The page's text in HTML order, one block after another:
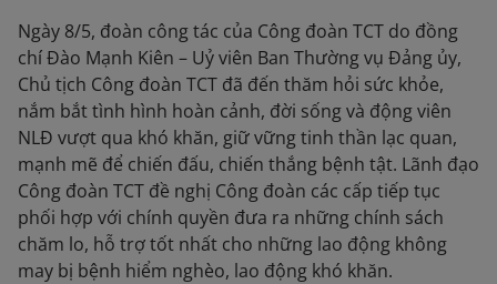
Ngày 8/5, đoàn công tác của Công đoàn TCT do đồng
chí Đào Mạnh Kiên – Uỷ viên Ban Thường vụ Đảng ủy,
Chủ tịch Công đoàn TCT đã đến thăm hỏi sức khỏe,
nắm bắt tình hình hoàn cảnh, đời sống và động viên
NLĐ vượt qua khó khăn, giữ vững tinh thần lạc quan,
mạnh mẽ để chiến đấu, chiến thắng bệnh tật. Lãnh đạo
Công đoàn TCT đề nghị Công đoàn các cấp tiếp tục
phối hợp với chính quyền đưa ra những chính sách
chăm lo, hỗ trợ tốt nhất cho những lao động không
may bị bệnh hiểm nghèo, lao động khó khăn.